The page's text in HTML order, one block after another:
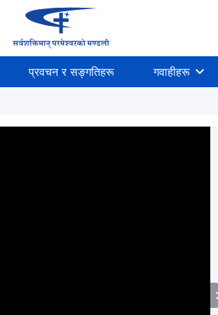
प्रवचन र सङ्गतिहरू गवाहीहरू